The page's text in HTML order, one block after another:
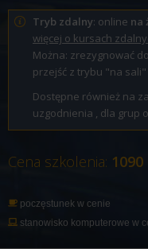
Tryb zdalny: online na
więcej o kursach
Można: zrezygnować
przejść z trybu "na
Dostępne również na
uzgodnienia , dla grup
Cena szkolenia: 1090
poczęstunek w cenie
stanowisko komputerowe w